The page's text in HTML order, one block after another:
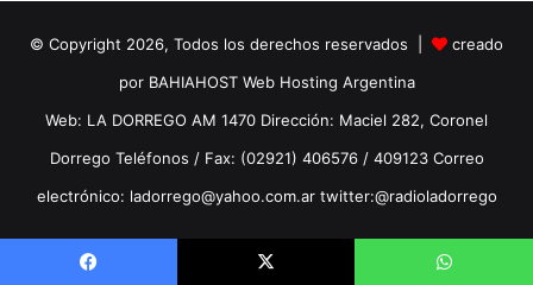
© Copyright 2026, Todos los derechos reservados |
creado
por BAHIAHOST Web Hosting Argentina
Web: LA DORREGO AM 1470 Dirección: Maciel 282, Coronel
Dorrego Teléfonos / Fax: (02921) 406576 / 409123 Correo
electrónico: ladorrego@yahoo.com.ar twitter:@radioladorrego